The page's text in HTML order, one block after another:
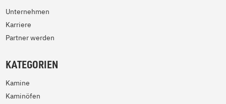
Unternehmen
Karriere
Partner werden
KATEGORIEN
Kamine
Kaminöfen